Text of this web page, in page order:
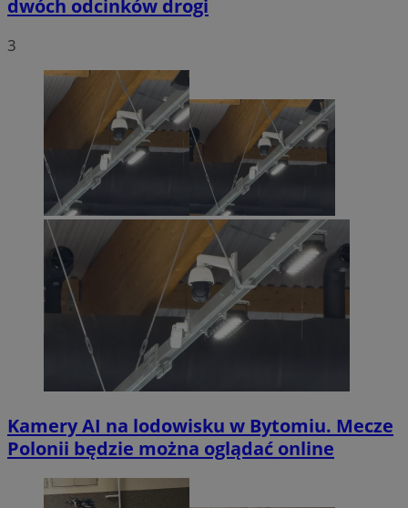
dwóch odcinków drogi
3
Kamery AI na lodowisku w Bytomiu. Mecze
Polonii będzie można oglądać online